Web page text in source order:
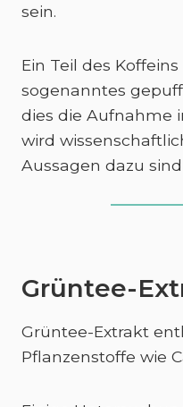
sein.
Ein Teil des
sogenanntes
dies die Aufnahme
wird
Aussagen dazu
Grüntee-
Grüntee-Extrakt
Pflanzenstoffe wie